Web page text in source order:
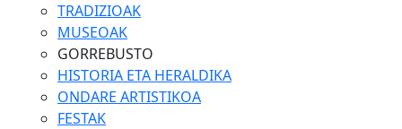
TRADIZIOAK
MUSEOAK
GORREBUSTO
HISTORIA ETA HERALDIKA
ONDARE ARTISTIKOA
FESTAK